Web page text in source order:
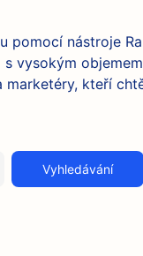
pomocí nástroje
vysokým
kteří
Vyhledávání